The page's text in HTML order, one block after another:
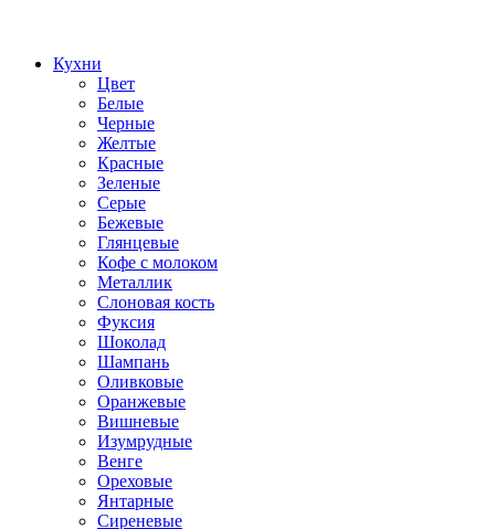
Кухни
Цвет
Белые
Черные
Желтые
Красные
Зеленые
Серые
Бежевые
Глянцевые
Кофе с молоком
Металлик
Слоновая кость
Фуксия
Шоколад
Шампань
Оливковые
Оранжевые
Вишневые
Изумрудные
Венге
Ореховые
Янтарные
Сиреневые